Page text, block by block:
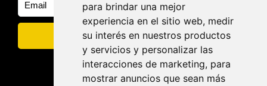
para brindar una mejor
experiencia en el sitio web, medir
su interés en nuestros productos
y servicios y personalizar las
interacciones de marketing, para
mostrar anuncios que sean más